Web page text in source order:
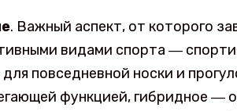
. Важный аспект, от которого
видами спорта ―
повседневной носки и
функцией, гибридное ―